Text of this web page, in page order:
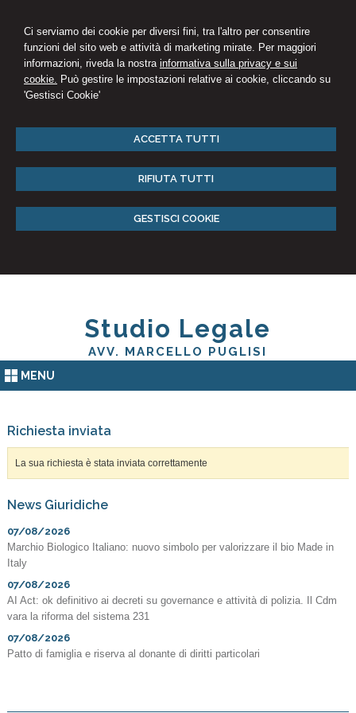
Ci serviamo dei cookie per diversi fini, tra l'altro per consentire
funzioni del sito web e attività di marketing mirate. Per maggiori
informazioni, riveda la nostra informativa sulla privacy e sui
cookie. Può gestire le impostazioni relative ai cookie, cliccando su
'Gestisci Cookie'
ACCETTA TUTTI
RIFIUTA TUTTI
GESTISCI COOKIE
Studio Legale
AVV. MARCELLO PUGLISI
MENU
Richiesta inviata
La sua richiesta è stata inviata correttamente
News Giuridiche
07/08/2026
Marchio Biologico Italiano: nuovo simbolo per valorizzare il bio Made in
Italy
07/08/2026
AI Act: ok definitivo ai decreti su governance e attività di polizia. Il Cdm
vara la riforma del sistema 231
07/08/2026
Patto di famiglia e riserva al donante di diritti particolari